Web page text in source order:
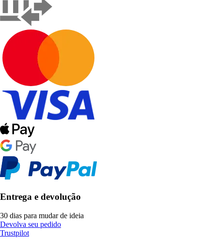
Entrega e devolução
30 dias para mudar de ideia
Devolva seu pedido
Trustpilot